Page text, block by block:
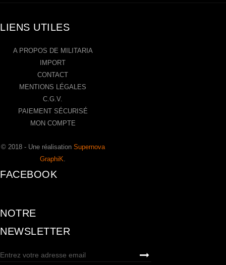
LIENS UTILES
A PROPOS DE MILITARIA
IMPORT
CONTACT
MENTIONS LÉGALES
C.G.V.
PAIEMENT SÉCURISÉ
MON COMPTE
© 2018 - Une réalisation Supernova
GraphiK
FACEBOOK
NOTRE
NEWSLETTER